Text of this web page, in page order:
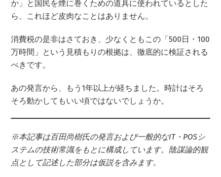
か」と国民を煙に巻くための道具に使われているとした
ら、これほど皮肉なことはありません。
消費税の是非はさておき、少なくともこの「500日・100
万時間」という見積もりの根拠は、徹底的に検証される
べきです。
あの発言から、もう1年以上が経ちました。時計はそろ
そろ動かしてもいい頃ではないでしょうか。
※本記事は百田尚樹氏の発言および一般的なIT・POSシ
ステムの技術常識をもとに構成しています。陰謀論的観
点として記述した部分は仮説を含みます。